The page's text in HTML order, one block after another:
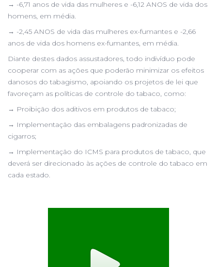
→ -6,71 anos de vida das mulheres e -6,12 ANOS de vida dos
homens, em média.
→ -2,45 ANOS de vida das mulheres ex-fumantes e -2,66
anos de vida dos homens ex-fumantes, em média.
Diante destes dados assustadores, todo indivíduo pode
cooperar com as ações que poderão minimizar os efeitos
danosos do tabagismo, apoiando os projetos de lei que
favoreçam as políticas de controle do tabaco, como:
→ Proibição dos aditivos em produtos de tabaco;
→ Implementação das embalagens padronizadas de
cigarros;
→ Implementação do ICMS para produtos de tabaco, que
deverá ser direcionado às ações de controle do tabaco em
cada estado.